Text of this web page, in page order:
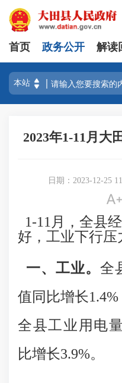
首页 政务公开 解读
2023年1-11月大
日期：2023-12-25

1-11月，全县
好，工业下行压
一、工业。 全
值同比增长1.4%
全县工业用电
比增长3.9%。